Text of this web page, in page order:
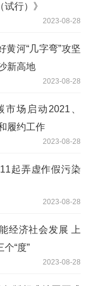
行）》
2023-08-28
黄河“几字弯”攻坚
新高地
2023-08-28
场启动2021、
履约工作
2023-08-28
起弄虚作假污染
2023-08-28
经济社会发展 上
“度”
2023-08-28